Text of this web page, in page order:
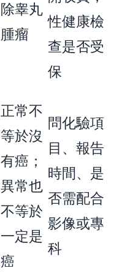
除睾丸
腫瘤
性健康檢
查是否受
保
正常不
等於沒
有癌；
異常也
不等於
一定是
癌
問化驗項
目、報告
時間、是
否需配合
影像或專
科